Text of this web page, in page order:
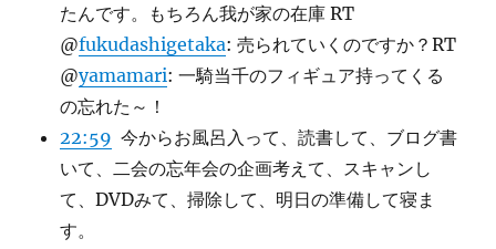
たんです。もちろん我が家の在庫 RT
@fukudashigetaka: 売られていくのですか？RT
@yamamari: 一騎当千のフィギュア持ってくる
の忘れた～！
22:59 今からお風呂入って、読書して、ブログ書
いて、二会の忘年会の企画考えて、スキャンし
て、DVDみて、掃除して、明日の準備して寝ま
す。